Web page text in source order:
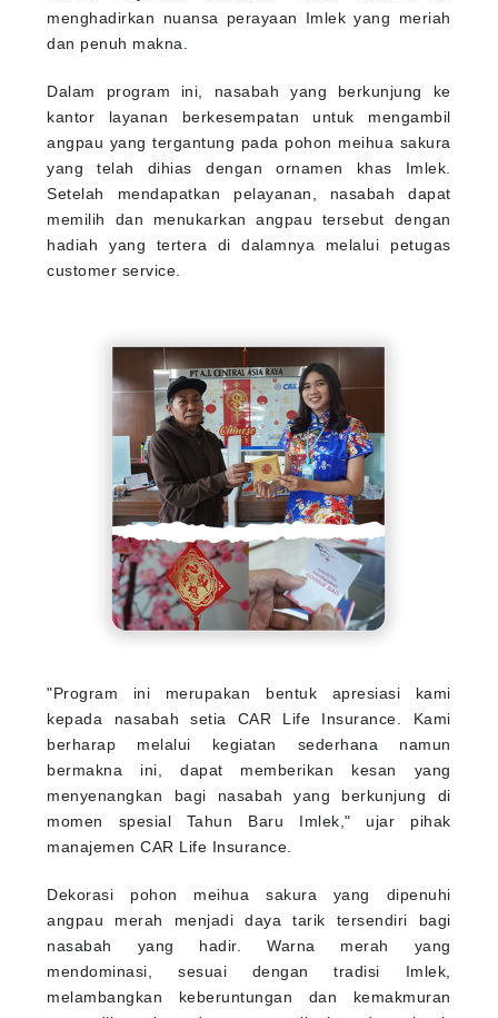
menghadirkan nuansa perayaan Imlek yang meriah
dan penuh makna.
Dalam program ini, nasabah yang berkunjung ke
kantor layanan berkesempatan untuk mengambil
angpau yang tergantung pada pohon meihua sakura
yang telah dihias dengan ornamen khas Imlek.
Setelah mendapatkan pelayanan, nasabah dapat
memilih dan menukarkan angpau tersebut dengan
hadiah yang tertera di dalamnya melalui petugas
customer service.
"Program ini merupakan bentuk apresiasi kami
kepada nasabah setia CAR Life Insurance. Kami
berharap melalui kegiatan sederhana namun
bermakna ini, dapat memberikan kesan yang
menyenangkan bagi nasabah yang berkunjung di
momen spesial Tahun Baru Imlek," ujar pihak
manajemen CAR Life Insurance.
Dekorasi pohon meihua sakura yang dipenuhi
angpau merah menjadi daya tarik tersendiri bagi
nasabah yang hadir. Warna merah yang
mendominasi, sesuai dengan tradisi Imlek,
melambangkan keberuntungan dan kemakmuran